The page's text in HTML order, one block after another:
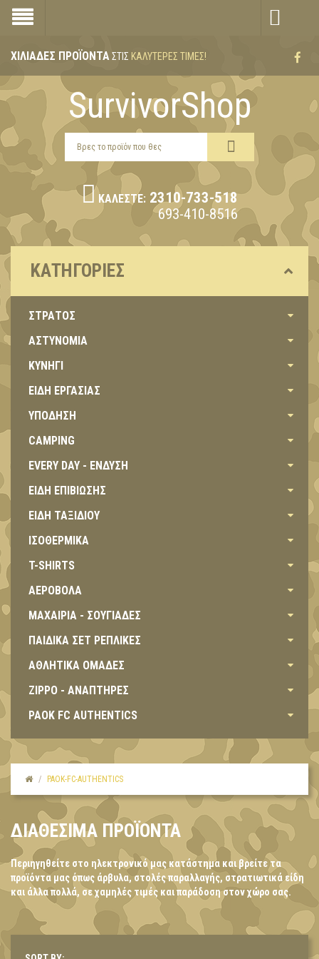
ΧΙΛΙΆΔΕΣ ΠΡΟΪΌΝΤΑΣΤΙΣ ΚΑΛΎΤΕΡΕΣ ΤΙΜΈΣ!
SurvivorShop
ΚΑΛΈΣΤΕ: 2310-733-518
693-410-8516
ΚΑΤΗΓΟΡΊΕΣ
ΣΤΡΑΤΟΣ
ΑΣΤΥΝΟΜΙΑ
ΚΥΝΗΓΙ
ΕΙΔΗ ΕΡΓΑΣΙΑΣ
ΥΠΟΔΗΣΗ
CAMPING
EVERY DAY - ΕΝΔΥΣΗ
ΕΙΔΗ ΕΠΙΒΙΩΣΗΣ
ΕΙΔΗ ΤΑΞΙΔΙΟΥ
ΙΣΟΘΕΡΜΙΚΑ
T-SHIRTS
ΑΕΡΟΒΟΛΑ
ΜΑΧΑΙΡΙΑ - ΣΟΥΓΙΑΔΕΣ
ΠΑΙΔΙΚΑ ΣΕΤ ΡΕΠΛΙΚΕΣ
ΑΘΛΗΤΙΚΑ ΟΜΑΔΕΣ
ZIPPO - ΑΝΑΠΤΗΡΕΣ
PAOK FC AUTHENTICS
PAOK-FC-AUTHENTICS
ΔΙΑΘΈΣΙΜΑ ΠΡΟΪΌΝΤΑ
Περιηγηθείτε στο ηλεκτρονικό μας κατάστημα και βρείτε τα
προϊόντα μας όπως άρβυλα, στολές παραλλαγής, στρατιωτικά είδη
και άλλα πολλά, σε χαμηλές τιμές και παράδοση στον χώρο σας.